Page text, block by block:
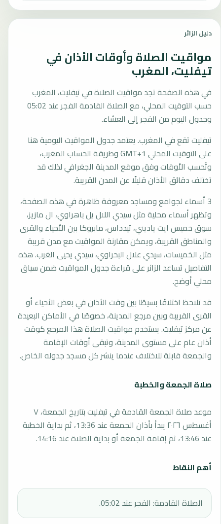
دليل الزائر
مواقيت الصلاة وأوقات الأذان في
تيفليت، المغرب
في هذه الصفحة تجد مواقيت الصلاة في تيفليت، المغرب
حسب التوقيت المحلي، مع الصلاة القادمة الفجر عند 05:02
وجدول اليوم من الفجر إلى العشاء.
تيفليت تقع في المغرب. يعتمد جدول المواقيت اليومية هنا
على التوقيت المحلي GMT+1 وطريقة الحساب المغرب،
وتُحسب الأوقات وفق موقع المدينة الجغرافي لذلك قد
تختلف دقائق الأذان قليلًا عن المدن القريبة.
3 أسماء لجوامع ومساجد معروفة ظاهرة في هذه الصفحة،
وتظهر أسماء محلية مثل سيدي اللال يل باهراوي، ال مازيز،
سوق خميس ايت ياديني، تيدداس، مابروكا بين الأحياء والقرى
والمناطق القريبة، ويمكن مقارنة المواقيت مع مدن قريبة
مثل الخميسات، سيدي علال البحراوي، سيدي يحيى الغرب. هذه
التفاصيل تساعد الزائر على قراءة جدول المواقيت ضمن سياق
محلي أوضح.
قد تلاحظ اختلافًا بسيطًا بين وقت الأذان في بعض الأحياء أو
القرى القريبة وبين مرجع المدينة، خصوصًا في الأماكن البعيدة
عن مركز تيفليت. يستخدم مواقيت الصلاة هذا المرجع كوقت
أذان عام على مستوى المدينة، وتبقى أوقات الإقامة
والجمعة قابلة للاختلاف عندما ينشر كل مسجد جدوله الخاص.
صلاة الجمعة والخطبة
موعد صلاة الجمعة القادمة في تيفليت بتاريخ الجمعة، ٧
أغسطس ٢٠٢٦ يبدأ بأذان الجمعة عند 13:36، ثم بداية الخطبة
عند 13:46، ثم إقامة الجمعة أو بداية الصلاة عند 14:16.
أهم النقاط
الصلاة القادمة: الفجر عند 05:02.